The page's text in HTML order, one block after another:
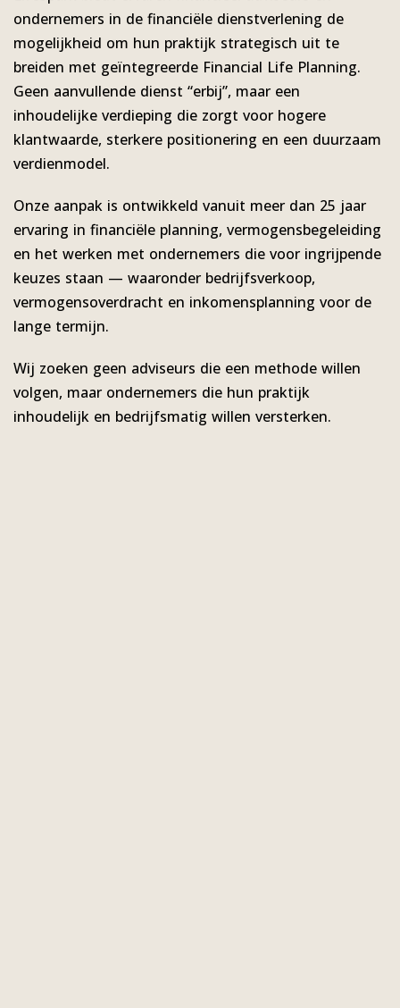
ondernemers in de financiële dienstverlening de
mogelijkheid om hun praktijk strategisch uit te
breiden met geïntegreerde Financial Life Planning.
Geen aanvullende dienst “erbij”, maar een
inhoudelijke verdieping die zorgt voor hogere
klantwaarde, sterkere positionering en een duurzaam
verdienmodel.
Onze aanpak is ontwikkeld vanuit meer dan 25 jaar
ervaring in financiële planning, vermogensbegeleiding
en het werken met ondernemers die voor ingrijpende
keuzes staan — waaronder bedrijfsverkoop,
vermogensoverdracht en inkomensplanning voor de
lange termijn.
Wij zoeken geen adviseurs die een methode willen
volgen, maar ondernemers die hun praktijk
inhoudelijk en bedrijfsmatig willen versterken.